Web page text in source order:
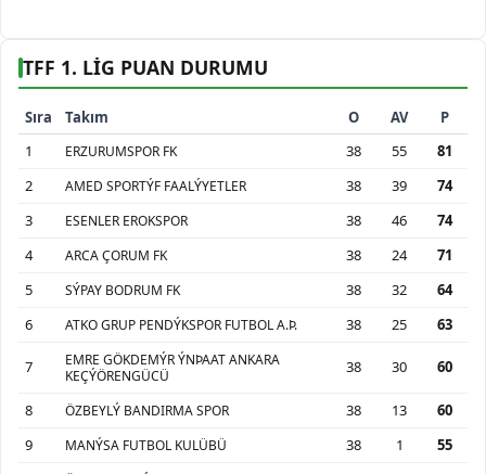
TFF 1. LİG PUAN DURUMU
Sıra Takım O AV
P
1
ERZURUMSPOR FK 38 55
81
2
AMED SPORTÝF FAALÝYETLER 38 39
74
3
ESENLER EROKSPOR 38 46
74
4
ARCA ÇORUM FK 38 24
71
5
SÝPAY BODRUM FK 38 32
64
6
ATKO GRUP PENDÝKSPOR FUTBOL A.Þ. 38 25 63
7
EMRE GÖKDEMÝR ÝNÞAAT ANKARA
KEÇÝÖRENGÜCÜ
38 30 60
8 ÖZBEYLÝ BANDIRMA SPOR 38 13
60
9
MANÝSA FUTBOL KULÜBÜ 38 1
55